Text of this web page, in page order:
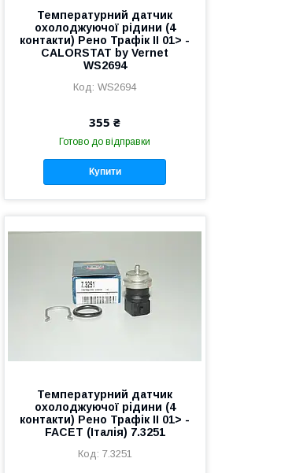
Температурний датчик
охолоджуючої рідини (4
контакти) Рено Трафік II 01> -
CALORSTAT by Vernet
WS2694
WS2694
355 ₴
Готово до відправки
Купити
Температурний датчик
охолоджуючої рідини (4
контакти) Рено Трафік II 01> -
FACET (Італія) 7.3251
7.3251